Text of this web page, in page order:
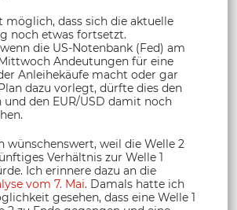
möglich, dass sich die aktuelle
noch etwas fortsetzt.
die US-Notenbank (Fed) am
Andeutungen für eine
Anleihekäufe macht oder gar
dazu vorlegt, dürfte dies den
und den EUR/USD damit noch
wünschenswert, weil die Welle 2
Verhältnis zur Welle 1
Ich erinnere dazu an die
vom 7. Mai. Damals hatte ich
gesehen, dass eine Welle 1